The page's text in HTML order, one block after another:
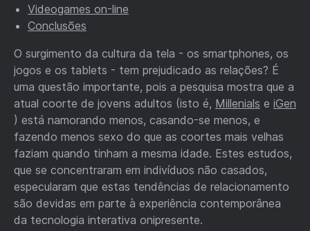
Videogames on-line
Conclusões
O surgimento da cultura da tela - os smartphones, os
jogos e os tablets - tem prejudicado as relações? É
uma questão importante, pois a pesquisa mostra que a
atual coorte de jovens adultos (isto é, Millenials e iGen
) está namorando menos, casando-se menos, e
fazendo menos sexo do que as coortes mais velhas
faziam quando tinham a mesma idade. Estes estudos,
que se concentraram em indivíduos não casados,
especularam que estas tendências de relacionamento
são devidas em parte à experiência contemporânea
da tecnologia interativa onipresente.